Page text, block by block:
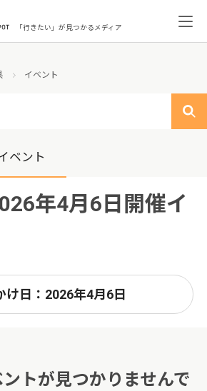
「行きたい」が見つかるメディア
イベント
ベント
年4月6日開催イ
け日：2026年4月6日
トが見つかりませんで